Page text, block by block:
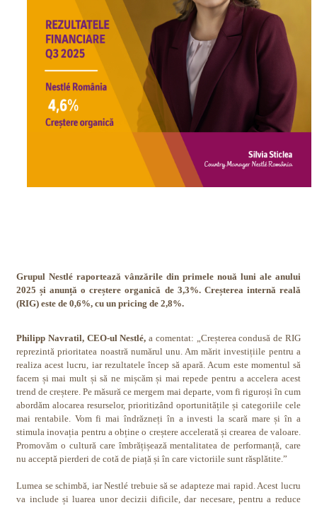
Grupul Nestlé raportează vânzările din primele nouă luni ale anului
2025 și anunță o creștere organică de 3,3%. Creșterea internă reală
(RIG) este de 0,6%, cu un pricing de 2,8%.
Philipp Navratil, CEO-ul Nestlé, a comentat: „Creșterea condusă de RIG
reprezintă prioritatea noastră numărul unu. Am mărit investițiile pentru a
realiza acest lucru, iar rezultatele încep să apară. Acum este momentul să
facem și mai mult și să ne mișcăm și mai repede pentru a accelera acest
trend de creștere. Pe măsură ce mergem mai departe, vom fi riguroși în cum
abordăm alocarea resurselor, prioritizând oportunitățile și categoriile cele
mai rentabile. Vom fi mai îndrăzneți în a investi la scară mare și în a
stimula inovația pentru a obține o creștere accelerată și crearea de valoare.
Promovăm o cultură care îmbrățișează mentalitatea de performanță, care
nu acceptă pierderi de cotă de piață și în care victoriile sunt răsplătite.”
Lumea se schimbă, iar Nestlé trebuie să se adapteze mai rapid. Acest lucru
va include și luarea unor decizii dificile, dar necesare, pentru a reduce